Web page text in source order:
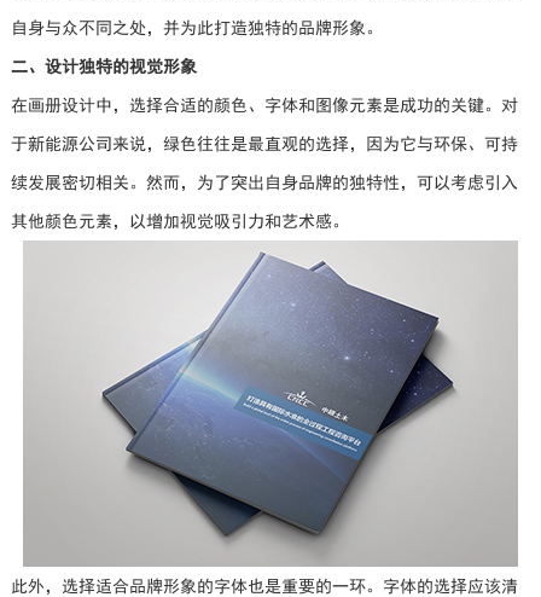
自身与众不同之处，并为此打造独特的品牌形象。
二、设计独特的视觉形象
在画册设计中，选择合适的颜色、字体和图像元素是成功的关键。对
于新能源公司来说，绿色往往是最直观的选择，因为它与环保、可持
续发展密切相关。然而，为了突出自身品牌的独特性，可以考虑引入
其他颜色元素，以增加视觉吸引力和艺术感。
此外，选择适合品牌形象的字体也是重要的一环。字体的选择应该清